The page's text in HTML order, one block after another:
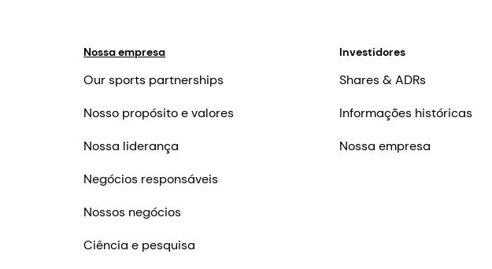
Nossa empresa
Our sports partnerships
Nosso propósito e valores
Nossa liderança
Negócios responsáveis
Nossos negócios
Ciência e pesquisa
Investidores
Shares & ADRs
Informações históricas
Nossa empresa